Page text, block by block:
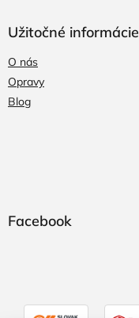
Užitočné informácie
O nás
Opravy
Blog
Facebook